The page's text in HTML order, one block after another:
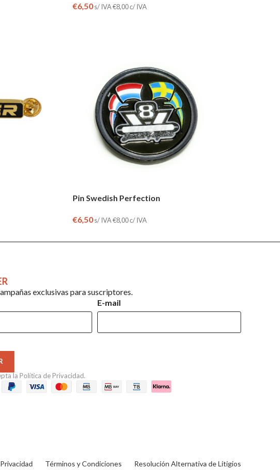
€6,50s/ IVA€8,00c/ IVA
Pin Swedish Perfection
€6,50s/ IVA€8,00c/ IVA
exclusivas para suscriptores.
E-mail
la Política de Privacidad.
Términos y Condiciones Resolución Alternativa de Litigios